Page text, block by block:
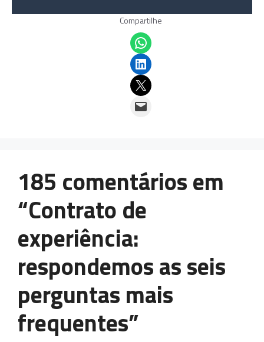
Compartilhe
Share on WhatsApp
Share on LinkedIn
Email this Page
Email this Page
185 comentários em
“Contrato de
experiência:
respondemos as seis
perguntas mais
frequentes”